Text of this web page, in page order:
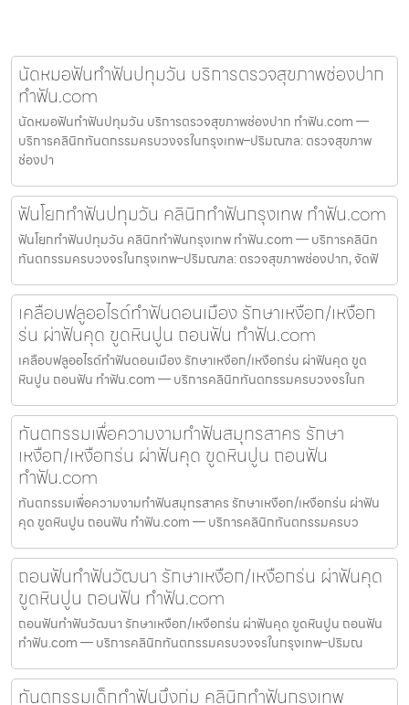
นัดหมอฟันทำฟันปทุมวัน บริการตรวจสุขภาพช่องปาก
ทำฟัน.com
นัดหมอฟันทำฟันปทุมวัน บริการตรวจสุขภาพช่องปาก ทำฟัน.com —
บริการคลินิกทันตกรรมครบวงจรในกรุงเทพ–ปริมณฑล: ตรวจสุขภาพ
ช่องปา
ฟันโยกทำฟันปทุมวัน คลินิกทำฟันกรุงเทพ ทำฟัน.com
ฟันโยกทำฟันปทุมวัน คลินิกทำฟันกรุงเทพ ทำฟัน.com — บริการคลินิก
ทันตกรรมครบวงจรในกรุงเทพ–ปริมณฑล: ตรวจสุขภาพช่องปาก, จัดฟั
เคลือบฟลูออไรด์ทำฟันดอนเมือง รักษาเหงือก/เหงือก
ร่น ผ่าฟันคุด ขูดหินปูน ถอนฟัน ทำฟัน.com
เคลือบฟลูออไรด์ทำฟันดอนเมือง รักษาเหงือก/เหงือกร่น ผ่าฟันคุด ขูด
หินปูน ถอนฟัน ทำฟัน.com — บริการคลินิกทันตกรรมครบวงจรในก
ทันตกรรมเพื่อความงามทำฟันสมุทรสาคร รักษา
เหงือก/เหงือกร่น ผ่าฟันคุด ขูดหินปูน ถอนฟัน
ทำฟัน.com
ทันตกรรมเพื่อความงามทำฟันสมุทรสาคร รักษาเหงือก/เหงือกร่น ผ่าฟัน
คุด ขูดหินปูน ถอนฟัน ทำฟัน.com — บริการคลินิกทันตกรรมครบว
ถอนฟันทำฟันวัฒนา รักษาเหงือก/เหงือกร่น ผ่าฟันคุด
ขูดหินปูน ถอนฟัน ทำฟัน.com
ถอนฟันทำฟันวัฒนา รักษาเหงือก/เหงือกร่น ผ่าฟันคุด ขูดหินปูน ถอนฟัน
ทำฟัน.com — บริการคลินิกทันตกรรมครบวงจรในกรุงเทพ–ปริมณ
ทันตกรรมเด็กทำฟันบึงกุ่ม คลินิกทำฟันกรุงเทพ